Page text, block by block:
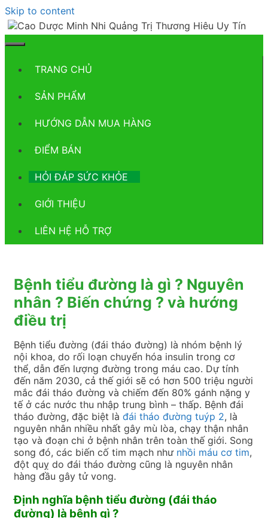
Skip to content
TRANG CHỦ
SẢN PHẨM
HƯỚNG DẪN MUA HÀNG
ĐIỂM BÁN
HỎI ĐÁP SỨC KHỎE
GIỚI THIỆU
LIÊN HỆ HỖ TRỢ
Bệnh tiểu đường là gì ? Nguyên
nhân ? Biến chứng ? và hướng
điều trị
Bệnh tiểu đường (đái tháo đường) là nhóm bệnh lý
nội khoa, do rối loạn chuyển hóa insulin trong cơ
thể, dẫn đến lượng đường trong máu cao. Dự tính
đến năm 2030, cả thế giới sẽ có hơn 500 triệu người
mắc đái tháo đường và chiếm đến 80% gánh nặng y
tế ở các nước thu nhập trung bình – thấp. Bệnh đái
tháo đường, đặc biệt là đái tháo đường tuýp 2, là
nguyên nhân nhiều nhất gây mù lòa, chạy thận nhân
tạo và đoạn chi ở bệnh nhân trên toàn thế giới. Song
song đó, các biến cố tim mạch như nhồi máu cơ tim,
đột quỵ do đái tháo đường cũng là nguyên nhân
hàng đầu gây tử vong.
Định nghĩa bệnh tiểu đường (đái tháo
đường) là bệnh gì ?